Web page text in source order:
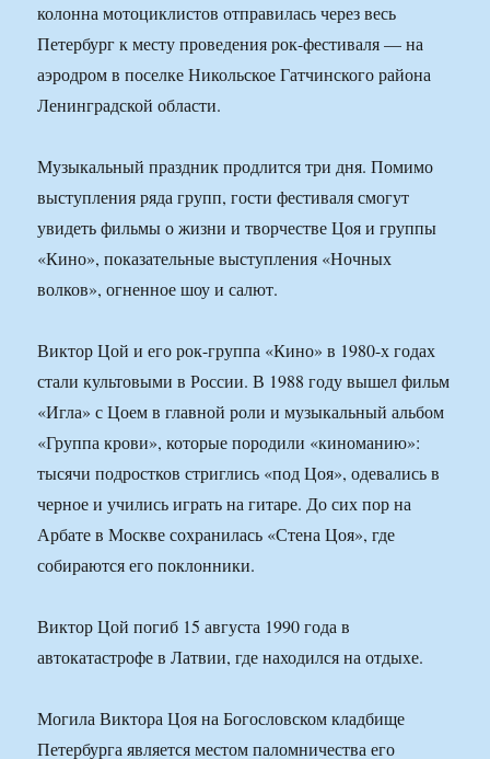
колонна мотоциклистов отправилась через весь
Петербург к месту проведения рок-фестиваля — на
аэродром в поселке Никольское Гатчинского района
Ленинградской области.
Музыкальный праздник продлится три дня. Помимо
выступления ряда групп, гости фестиваля смогут
увидеть фильмы о жизни и творчестве Цоя и группы
«Кино», показательные выступления «Ночных
волков», огненное шоу и салют.
Виктор Цой и его рок-группа «Кино» в 1980-х годах
стали культовыми в России. В 1988 году вышел фильм
«Игла» с Цоем в главной роли и музыкальный альбом
«Группа крови», которые породили «киноманию»:
тысячи подростков стриглись «под Цоя», одевались в
черное и учились играть на гитаре. До сих пор на
Арбате в Москве сохранилась «Стена Цоя», где
собираются его поклонники.
Виктор Цой погиб 15 августа 1990 года в
автокатастрофе в Латвии, где находился на отдыхе.
Могила Виктора Цоя на Богословском кладбище
Петербурга является местом паломничества его